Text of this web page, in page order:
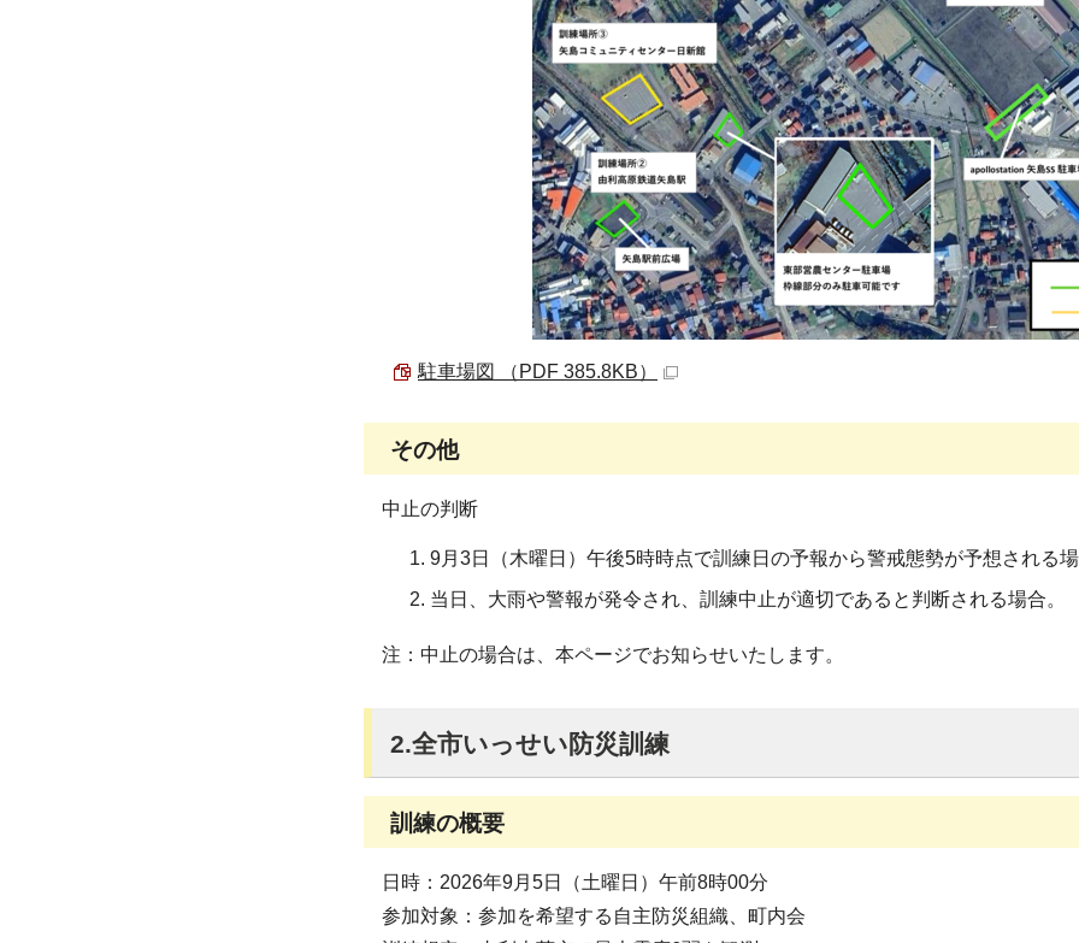
駐車場図 （PDF 385.8KB）
その他
中止の判断
9月3日（木曜日）午後5時時点で訓練日の予報から警戒態勢が予想される
当日、大雨や警報が発令され、訓練中止が適切であると判断される場合。
注：中止の場合は、本ページでお知らせいたします。
2.全市いっせい防災訓練
訓練の概要
日時：2026年9月5日（土曜日）午前8時00分
参加対象：参加を希望する自主防災組織、町内会